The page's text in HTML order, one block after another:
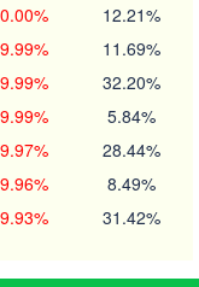
12.21%
11.69%
32.20%
5.84%
28.44%
8.49%
31.42%